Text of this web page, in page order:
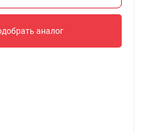
аналог